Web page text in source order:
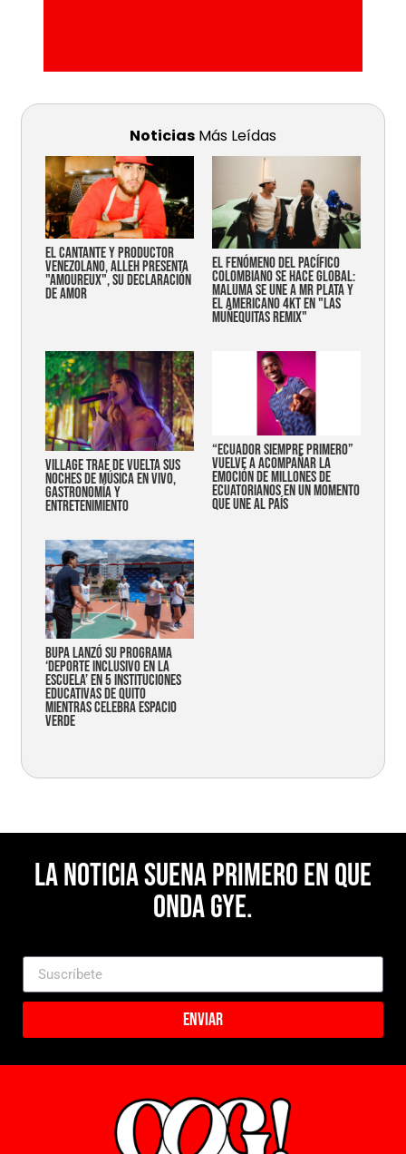
Noticias Más Leídas
EL CANTANTE Y PRODUCTOR
VENEZOLANO, ALLEH PRESENTA
"AMOUREUX", SU DECLARACIÓN
DE AMOR
EL FENÓMENO DEL PACÍFICO
COLOMBIANO SE HACE GLOBAL:
MALUMA SE UNE A MR PLATA Y
EL AMERICANO 4KT EN "LAS
MUÑEQUITAS REMIX"
Village trae de vuelta sus
noches de música en vivo,
gastronomía y
entretenimiento
“Ecuador siempre primero”
vuelve a acompañar la
emoción de millones de
ecuatorianos en un momento
que une al país
Bupa lanzó su programa
‘Deporte Inclusivo en la
Escuela’ en 5 instituciones
educativas de Quito
mientras celebra espacio
verde
La noticia suena primero en Que
Onda Gye.
Enviar